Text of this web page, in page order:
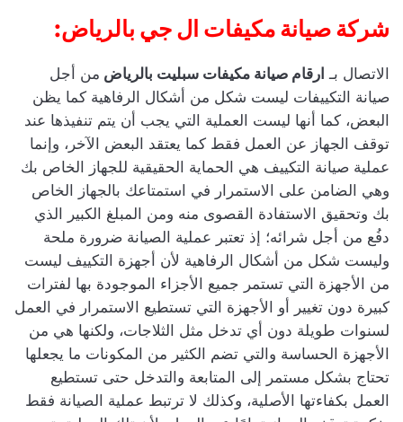
شركة صيانة مكيفات ال جي بالرياض:
الاتصال بـ ارقام صيانة مكيفات سبليت بالرياض من أجل
صيانة التكييفات ليست شكل من أشكال الرفاهية كما يظن
البعض، كما أنها ليست العملية التي يجب أن يتم تنفيذها عند
توقف الجهاز عن العمل فقط كما يعتقد البعض الآخر، وإنما
عملية صيانة التكييف هي الحماية الحقيقية للجهاز الخاص بك
وهي الضامن على الاستمرار في استمتاعك بالجهاز الخاص
بك وتحقيق الاستفادة القصوى منه ومن المبلغ الكبير الذي
دفُع من أجل شرائه؛ إذ تعتبر عملية الصيانة ضرورة ملحة
وليست شكل من أشكال الرفاهية لأن أجهزة التكييف ليست
من الأجهزة التي تستمر جميع الأجزاء الموجودة بها لفترات
كبيرة دون تغيير أو الأجهزة التي تستطيع الاستمرار في العمل
لسنوات طويلة دون أي تدخل مثل الثلاجات، ولكنها هي من
الأجهزة الحساسة والتي تضم الكثير من المكونات ما يجعلها
تحتاج بشكل مستمر إلى المتابعة والتدخل حتى تستطيع
العمل بكفاءتها الأصلية، وكذلك لا ترتبط عملية الصيانة فقط